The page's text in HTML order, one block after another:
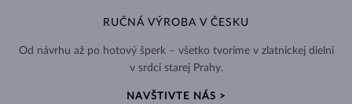
RUČNÁ VÝROBA V ČESKU
Od návrhu až po hotový šperk – všetko tvoríme v zlatníckej dielni
v srdci starej Prahy.
NAVŠTIVTE NÁS >